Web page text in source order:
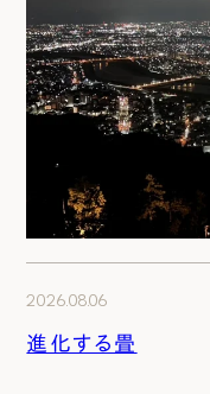
2026.08.06
進化する畳